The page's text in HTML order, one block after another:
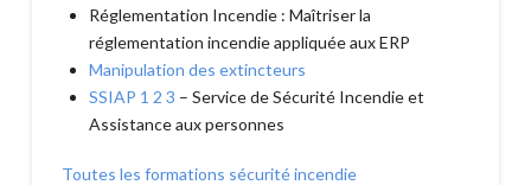
Réglementation Incendie : Maîtriser la
réglementation incendie appliquée aux ERP
Manipulation des extincteurs
SSIAP 1 2 3 – Service de Sécurité Incendie et
Assistance aux personnes
Toutes les formations sécurité incendie